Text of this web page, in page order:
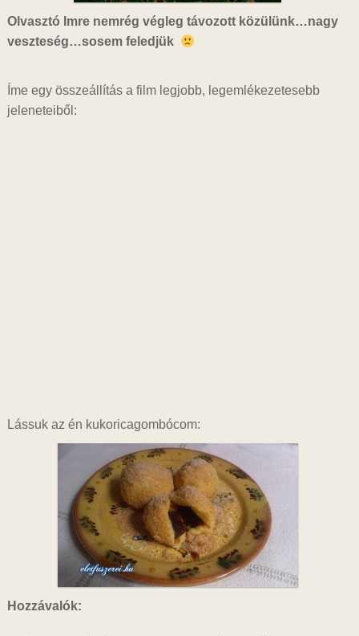
Olvasztó Imre nemrég végleg távozott közülünk…nagy
veszteség…sosem feledjük
Íme egy összeállítás a film legjobb, legemlékezetesebb
jeleneteiből:
Lássuk az én kukoricagombócom:
Hozzávalók: